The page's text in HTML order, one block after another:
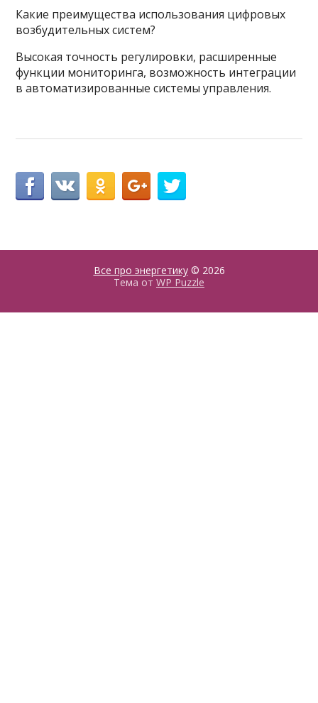
Какие преимущества использования цифровых
возбудительных систем?
Высокая точность регулировки, расширенные
функции мониторинга, возможность интеграции
в автоматизированные системы управления.
Все про энергетику© 2026
Тема от WP Puzzle